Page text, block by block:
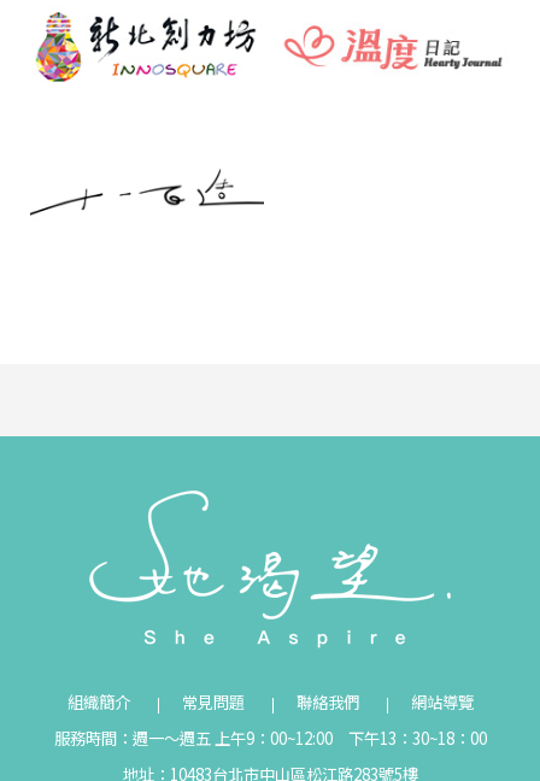
組織簡介 常見問題 聯絡我們
網站導覽
服務時間：週一～週五 上午9：00~12:00 下午13：30~18：00
地址：10483台北市中山區松江路283號5樓